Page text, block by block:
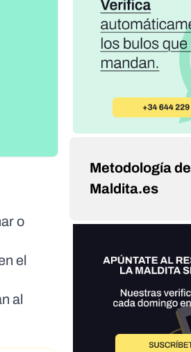
o
el
al
Metodología de
Maldita.es